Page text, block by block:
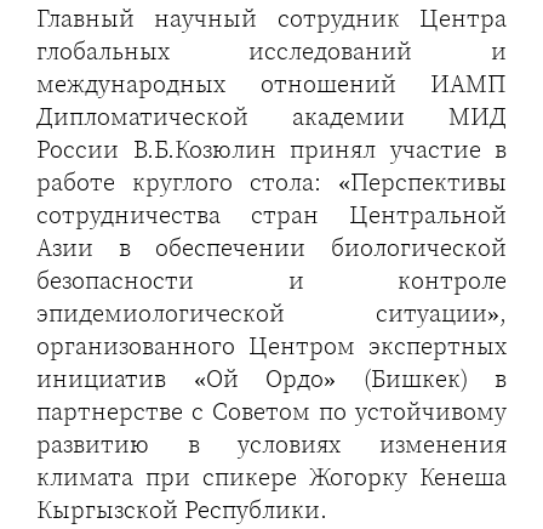
Главный научный сотрудник Центра
глобальных исследований и
международных отношений ИАМП
Дипломатической академии МИД
России В.Б.Козюлин принял участие в
работе круглого стола: «Перспективы
сотрудничества стран Центральной
Азии в обеспечении биологической
безопасности и контроле
эпидемиологической ситуации»,
организованного Центром экспертных
инициатив «Ой Ордо» (Бишкек) в
партнерстве с Советом по устойчивому
развитию в условиях изменения
климата при спикере Жогорку Кенеша
Кыргызской Республики.